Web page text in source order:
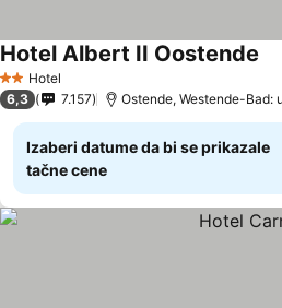
2 Zvezdice
Hotel
Hotel Albert II Oostende
6,3 7.157 Ostende, Westende-Bad:
Izaberi datume da bi se prikazale
tačne cene